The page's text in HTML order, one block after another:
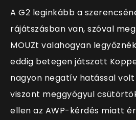
A G2 leginkább a
rájátszásban van, szóval
MOUZt valahogyan
eddig betegen játszott
nagyon negatív hatással volt
viszont meggyógyul
ellen az AWP-kérdés miatt